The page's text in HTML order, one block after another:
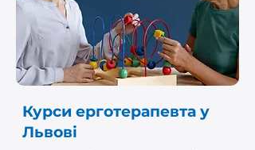
Курси ерготерапевта у
Львові